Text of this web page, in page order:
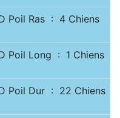
Poil Ras : 4 Chiens
Poil Long : 1 Chiens
Poil Dur : 22 Chiens